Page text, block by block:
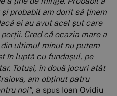
probabil am dorit să ținem
ei au avut acel șut care
Cred că ocazia mare a
ultimul minut nu putem
în luptă cu fundașul, pe
Totuși, în două jocuri atât
am obținut patru
noi", a spus Ioan Ovidiu